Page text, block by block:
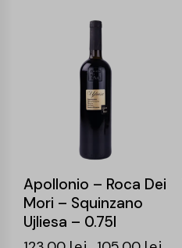
Apollonio – Roca Dei
Mori – Squinzano
Ujliesa – 0.75l